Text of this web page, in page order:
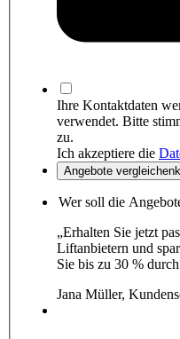
Ihre Kontaktdaten
verwendet. Bitte
zu.
Ich akzeptiere die
Angebote vergleichen
Wer soll die
„Erhalten Sie jetzt
Liftanbietern und
Sie bis zu 30 %
Jana Müller,